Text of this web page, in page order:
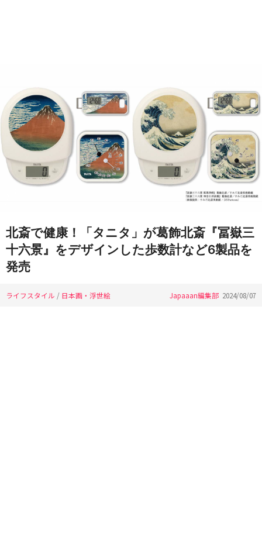
北斎で健康！「タニタ」が葛飾北斎『冨嶽三
十六景』をデザインした歩数計など6製品を
発売
ライフスタイル / 日本画・浮世絵 Japaaan編集部 2024/08/07